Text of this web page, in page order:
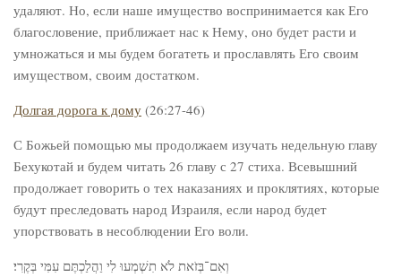
удаляют. Но, если наше имущество воспринимается как Его
благословение, приближает нас к Нему, оно будет расти и
умножаться и мы будем богатеть и прославлять Его своим
имуществом, своим достатком.
Долгая дорога к дому (26:27-46)
С Божьей помощью мы продолжаем изучать недельную главу
Бехукотай и будем читать 26 главу с 27 стиха. Всевышний
продолжает говорить о тех наказаниях и проклятиях, которые
будут преследовать народ Израиля, если народ будет
упорствовать в несоблюдении Его воли.
וְאִם־בְּזֹאת לֹא תִשְׁמְעוּ לִי וַהֲלַכְתֶּם עִמִּי בְּקֶרִי׃